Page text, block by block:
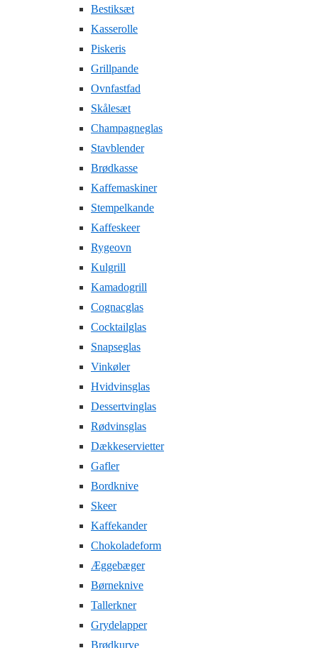
Bestiksæt
Kasserolle
Piskeris
Grillpande
Ovnfastfad
Skålesæt
Champagneglas
Stavblender
Brødkasse
Kaffemaskiner
Stempelkande
Kaffeskeer
Rygeovn
Kulgrill
Kamadogrill
Cognacglas
Cocktailglas
Snapseglas
Vinkøler
Hvidvinsglas
Dessertvinglas
Rødvinsglas
Dækkeservietter
Gafler
Bordknive
Skeer
Kaffekander
Chokoladeform
Æggebæger
Børneknive
Tallerkner
Grydelapper
Brødkurve